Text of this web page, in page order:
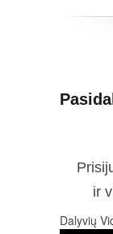
ir
Dalyvių